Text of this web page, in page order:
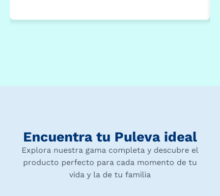
Encuentra tu Puleva ideal
Explora nuestra gama completa y descubre el
producto perfecto para cada momento de tu
vida y la de tu familia